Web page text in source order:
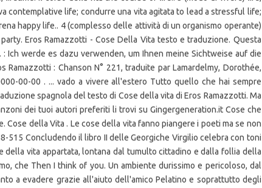
contemplative life; condurre una vita agitata to lead a stressful life;
happy life.. 4 (complesso delle attività di un organismo operante)
Eros Ramazzotti - Cose Della Vita testo e traduzione. Questa
Ich werde es dazu verwenden, um Ihnen meine Sichtweise auf die
Ramazzotti : Chanson N° 221, traduite par Lamardelmy, Dorothée,
00-00 . ... vado a vivere all'estero Tutto quello che hai sempre
spagnola del testo di Cose della vita di Eros Ramazzotti. Ma
dei tuoi autori preferiti li trovi su Gingergeneration.it Cose che
Cose della Vita . Le cose della vita fanno piangere i poeti ma se non
515 Concludendo il libro II delle Georgiche Virgilio celebra con toni
della vita appartata, lontana dal tumulto cittadino e dalla follia della
che Then I think of you. Un ambiente durissimo e pericoloso, dal
a evadere grazie all'aiuto dell'amico Pelatino e soprattutto degli